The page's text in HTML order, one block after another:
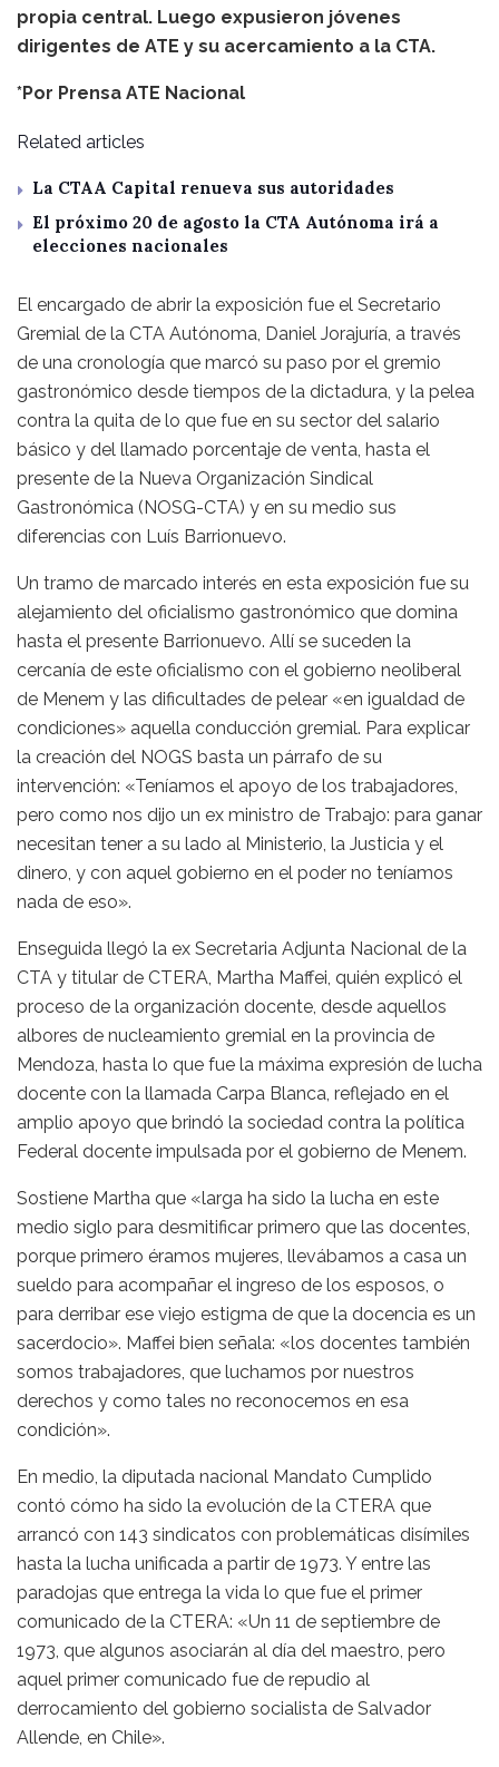
propia central. Luego expusieron jóvenes
dirigentes de ATE y su acercamiento a la CTA.
*Por Prensa ATE Nacional
Related articles
La CTAA Capital renueva sus autoridades
El próximo 20 de agosto la CTA Autónoma irá a
elecciones nacionales
El encargado de abrir la exposición fue el Secretario
Gremial de la CTA Autónoma, Daniel Jorajuría, a través
de una cronología que marcó su paso por el gremio
gastronómico desde tiempos de la dictadura, y la pelea
contra la quita de lo que fue en su sector del salario
básico y del llamado porcentaje de venta, hasta el
presente de la Nueva Organización Sindical
Gastronómica (NOSG-CTA) y en su medio sus
diferencias con Luís Barrionuevo.
Un tramo de marcado interés en esta exposición fue su
alejamiento del oficialismo gastronómico que domina
hasta el presente Barrionuevo. Allí se suceden la
cercanía de este oficialismo con el gobierno neoliberal
de Menem y las dificultades de pelear «en igualdad de
condiciones» aquella conducción gremial. Para explicar
la creación del NOGS basta un párrafo de su
intervención: «Teníamos el apoyo de los trabajadores,
pero como nos dijo un ex ministro de Trabajo: para ganar
necesitan tener a su lado al Ministerio, la Justicia y el
dinero, y con aquel gobierno en el poder no teníamos
nada de eso».
Enseguida llegó la ex Secretaria Adjunta Nacional de la
CTA y titular de CTERA, Martha Maffei, quién explicó el
proceso de la organización docente, desde aquellos
albores de nucleamiento gremial en la provincia de
Mendoza, hasta lo que fue la máxima expresión de lucha
docente con la llamada Carpa Blanca, reflejado en el
amplio apoyo que brindó la sociedad contra la política
Federal docente impulsada por el gobierno de Menem.
Sostiene Martha que «larga ha sido la lucha en este
medio siglo para desmitificar primero que las docentes,
porque primero éramos mujeres, llevábamos a casa un
sueldo para acompañar el ingreso de los esposos, o
para derribar ese viejo estigma de que la docencia es un
sacerdocio». Maffei bien señala: «los docentes también
somos trabajadores, que luchamos por nuestros
derechos y como tales no reconocemos en esa
condición».
En medio, la diputada nacional Mandato Cumplido
contó cómo ha sido la evolución de la CTERA que
arrancó con 143 sindicatos con problemáticas disímiles
hasta la lucha unificada a partir de 1973. Y entre las
paradojas que entrega la vida lo que fue el primer
comunicado de la CTERA: «Un 11 de septiembre de
1973, que algunos asociarán al día del maestro, pero
aquel primer comunicado fue de repudio al
derrocamiento del gobierno socialista de Salvador
Allende, en Chile».